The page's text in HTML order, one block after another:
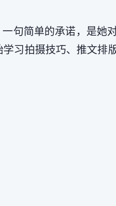
一句简单的承诺，是她
习拍摄技巧、推文排